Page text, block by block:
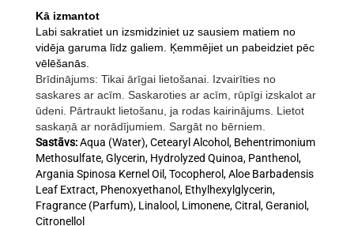
Kā izmantot
Labi sakratiet un izsmidziniet uz sausiem matiem no
vidēja garuma līdz galiem. Ķemmējiet un pabeidziet pēc
vēlēšanās.
Brīdinājums: Tikai ārīgai lietošanai. Izvairīties no
saskares ar acīm. Saskaroties ar acīm, rūpīgi izskalot ar
ūdeni. Pārtraukt lietošanu, ja rodas kairinājums. Lietot
saskaņā ar norādījumiem. Sargāt no bērniem.
Sastāvs:Aqua (Water), Cetearyl Alcohol, Behentrimonium
Methosulfate, Glycerin, Hydrolyzed Quinoa, Panthenol,
Argania Spinosa Kernel Oil, Tocopherol, Aloe Barbadensis
Leaf Extract, Phenoxyethanol, Ethylhexylglycerin,
Fragrance (Parfum), Linalool, Limonene, Citral, Geraniol,
Citronellol